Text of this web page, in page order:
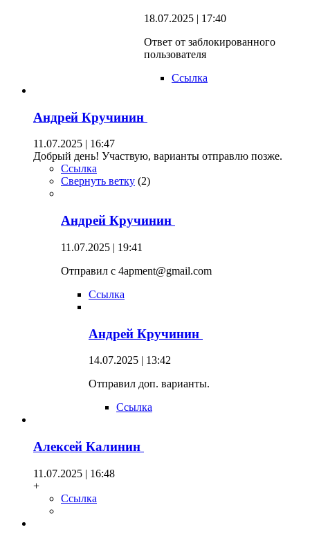
18.07.2025 | 17:40
Ответ от заблокированного
пользователя
Ссылка
Андрей Кручинин
11.07.2025 | 16:47
Добрый день! Участвую, варианты отправлю позже.
Ссылка
Свернуть ветку (2)
Андрей Кручинин
11.07.2025 | 19:41
Отправил с 4apment@gmail.com
Ссылка
Андрей Кручинин
14.07.2025 | 13:42
Отправил доп. варианты.
Ссылка
Алексей Калинин
11.07.2025 | 16:48
+
Ссылка